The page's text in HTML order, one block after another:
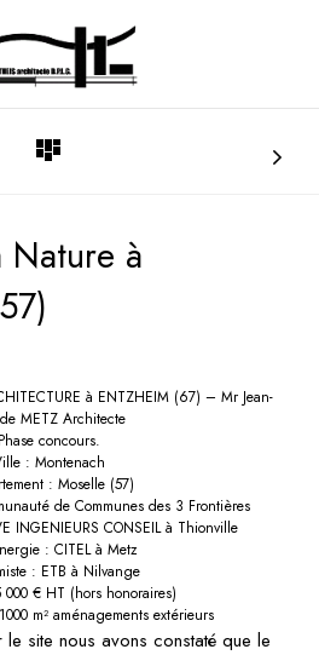
Nature à
à ENTZHEIM (67) – Mr Jean-
METZ Architecte
Phase concours.
: Montenach
: Moselle (57)
de Communes des 3 Frontières
INGENIEURS CONSEIL à Thionville
: CITEL à Metz
: ETB à Nilvange
€ HT (hors honoraires)
m² aménagements extérieurs
le site nous avons constaté que le